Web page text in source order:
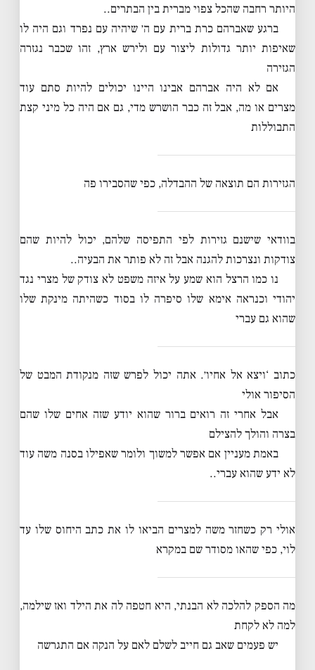
היותר רחבה שהכל צפוי מברית בין הבתרים..
ברגע שאברהם כרת ברית עם ה׳ שיהיה עם נפרד וגם היה לו
שאיפות יותר גדולות ליצור עם ולירש ארץ, זהו שכבר נגזרה
הגזירה
אם לא היה אברהם אבינו היינו יכולים להיות סתם עוד
מצרים או מה, אבל זה כבר הושרש מדי, גם אם היה כל מיני קצת
התבוללות
הגזירות הם תוצאה של ההבדלה, כפי שהסבירו פה
בוודאי שישנם גזירות לפי התפיסה שלהם, יכול להיות שהם
צודקות ונצרכות להגנה אבל זה לא פותר את הבעיה..
נו כמו הרצל הוא שמע על איזה משפט לא צודק של מצרי נגד
יהודי וכנראה אימא שלו סיפרה לו בסוד כשהיתה מינקת שלו
שהוא גם עברי
כתוב ‘ויצא אל אחיו׳. אתה יכול לפרש שזה מנקודת המבט של
הסיפור אולי
אבל אחרי זה רואים ברור שהוא יודע שזה אחים שלו שהם
בצרה והולך להצילם
באמת מעניין אם אפשר למשוך ולומר שאפילו בסנה משה עוד
לא ידע שהוא עברי..
אולי רק כשחזר משה למצרים הביאו לו את כתב היחוס שלו עד
לוי, כפי שהאו מסודר שם במקרא
מה הספק להלכה לא הבנתי, היא חטפה לה את הילד ואז שילמה,
למה לא לקחת
יש פעמים שאב גם חייב לשלם לאם על הנקה אם התגרשה